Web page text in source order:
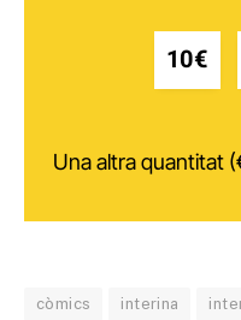
10€
Una altra quantitat
còmics interina